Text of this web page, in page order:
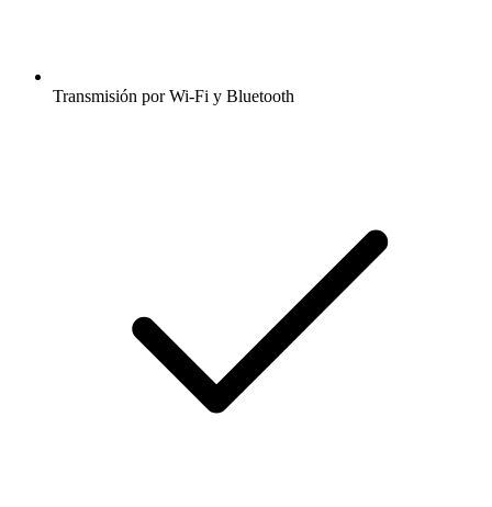
Transmisión por Wi-Fi y Bluetooth